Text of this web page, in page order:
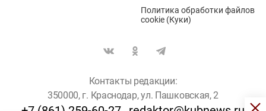
Политика обработки файлов
cookie (Куки)
Контакты редакции:
350000, г. Краснодар, ул. Пашковская, 2